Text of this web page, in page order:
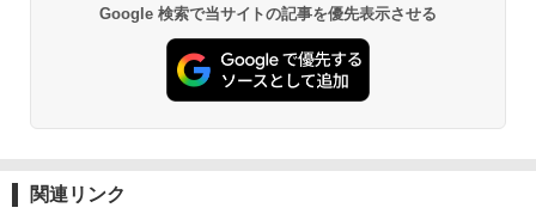
Google 検索で当サイトの記事を優先表示させる
関連リンク